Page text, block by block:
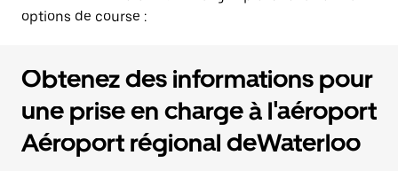
options de course :
Obtenez des informations pour
une prise en charge à l'aéroport
Aéroport régional deWaterloo